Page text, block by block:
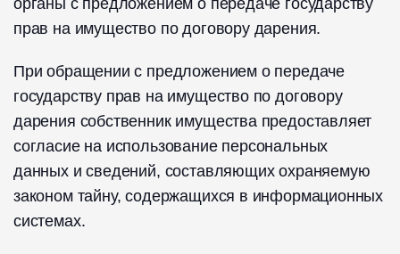
органы с предложением о передаче государству
прав на имущество по договору дарения.
При обращении с предложением о передаче
государству прав на имущество по договору
дарения собственник имущества предоставляет
согласие на использование персональных
данных и сведений, составляющих охраняемую
законом тайну, содержащихся в информационных
системах.